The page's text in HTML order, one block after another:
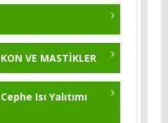
Kg.
/ GRİ - 25 Kg.
VE MASTİKLER
Isı Yalıtımı